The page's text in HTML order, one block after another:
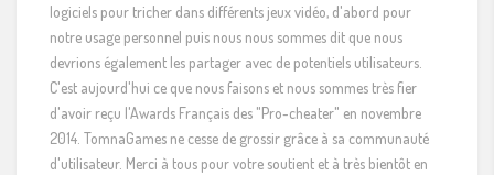
logiciels pour tricher dans différents jeux vidéo, d'abord pour
notre usage personnel puis nous nous sommes dit que nous
devrions également les partager avec de potentiels utilisateurs.
C'est aujourd'hui ce que nous faisons et nous sommes très fier
d'avoir reçu l'Awards Français des "Pro-cheater" en novembre
2014. TomnaGames ne cesse de grossir grâce à sa communauté
d'utilisateur. Merci à tous pour votre soutient et à très bientôt en